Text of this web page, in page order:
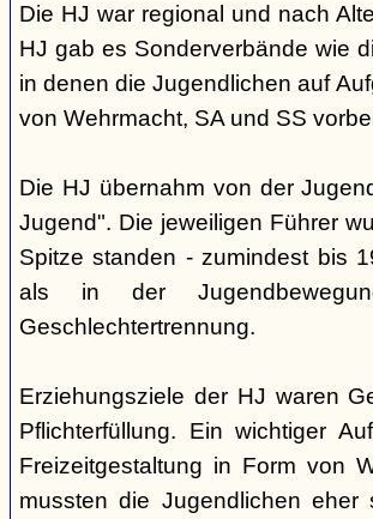
Die HJ war regional und nach
HJ gab es Sonderverbände wie
in denen die Jugendlichen auf
von Wehrmacht, SA und SS
Die HJ übernahm von der
Jugend". Die jeweiligen Führer
Spitze standen - zumindest bis
als in der
Geschlechtertrennung.
Erziehungsziele der HJ waren
Pflichterfüllung. Ein wichtiger
Freizeitgestaltung in Form von
mussten die Jugendlichen eher